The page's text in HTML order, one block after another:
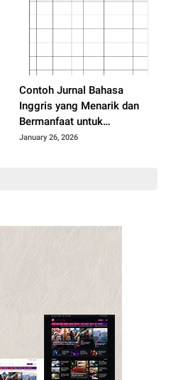
Contoh Jurnal Bahasa
Inggris yang Menarik dan
Bermanfaat untuk
Mahasiswa
January 26, 2026